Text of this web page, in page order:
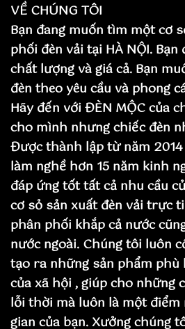
VỀ CHÚNG TÔI
Bạn đang muốn tìm một cơ
phối đèn vải tại HÀ NỘI.
chất lượng và giá cả. Bạn
đèn theo yêu cầu và phong
Hãy đến với ĐÈN MỘC của
cho mình nhưng chiếc đèn
Được thành lập từ năm
làm nghề hơn 15 năm kinh
đáp ứng tốt tất cả nhu cầu
cơ sỏ sản xuất đèn vải trực
phân phối khắp cả nước
nước ngoài. Chúng tôi luôn
tạo ra những sản phẩm
của xã hội , giúp cho những
lỗi thời mà luôn là một
gian của bạn. Xưởng chúng